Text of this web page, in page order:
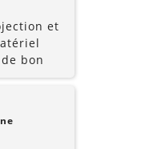
et
bon